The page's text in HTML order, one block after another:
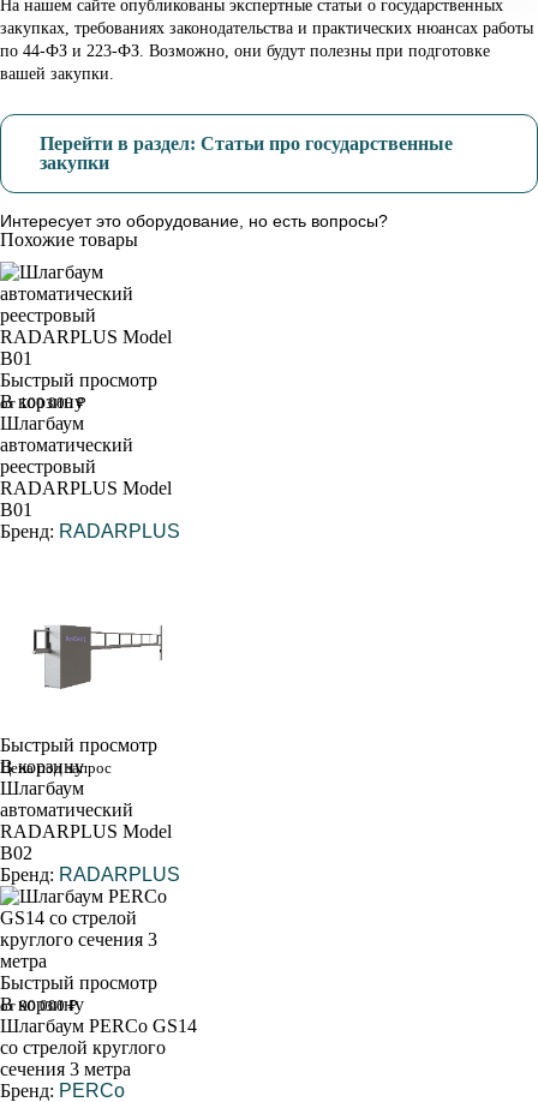
На нашем сайте опубликованы экспертные статьи о государственных
закупках, требованиях законодательства и практических нюансах работы
по 44-ФЗ и 223-ФЗ. Возможно, они будут полезны при подготовке
вашей закупки.
Перейти в раздел: Статьи про государственные
закупки
Интересует это оборудование, но есть вопросы?
Похожие товары
Быстрый просмотр
В корзину
от 100 000 ₽
Шлагбаум
автоматический
реестровый
RADARPLUS Model
B01
Бренд: RADARPLUS
Быстрый просмотр
В корзину
Цена под запрос
Шлагбаум
автоматический
RADARPLUS Model
B02
Бренд: RADARPLUS
Быстрый просмотр
В корзину
от 90 000 ₽
Шлагбаум PERCo GS14
со стрелой круглого
сечения 3 метра
Бренд: PERCo